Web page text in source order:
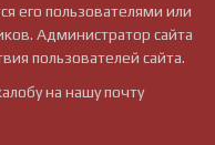
его пользователями или
Администратор сайта
пользователей сайта.
на нашу почту